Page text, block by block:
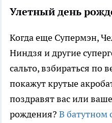
Улетный день
Когда еще Супермэн,
Ниндзя и другие
сальто, взбираться по
покажут крутые
поздравят вас или
рождения? В батутном